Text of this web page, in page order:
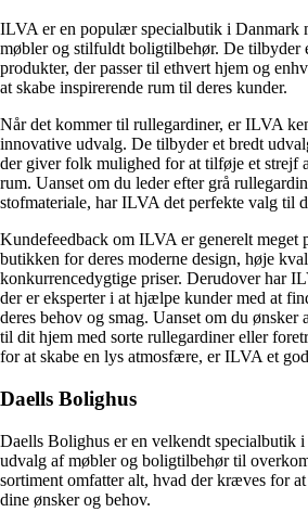
ILVA er en populær specialbutik i Danmark
møbler og stilfuldt boligtilbehør. De tilbyder
produkter, der passer til ethvert hjem og
at skabe inspirerende rum til deres kunder.
Når det kommer til rullegardiner, er ILVA
innovative udvalg. De tilbyder et bredt
der giver folk mulighed for at tilføje et strejf
rum. Uanset om du leder efter grå
stofmateriale, har ILVA det perfekte valg til
Kundefeedback om ILVA er generelt meget
butikken for deres moderne design, høje
konkurrencedygtige priser. Derudover har
der er eksperter i at hjælpe kunder med at
deres behov og smag. Uanset om du ønsker
til dit hjem med sorte rullegardiner eller
for at skabe en lys atmosfære, er ILVA et
Daells Bolighus
Daells Bolighus er en velkendt specialbutik
udvalg af møbler og boligtilbehør til
sortiment omfatter alt, hvad der kræves for
dine ønsker og behov.